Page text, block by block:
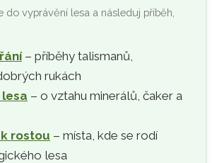
do vyprávění lesa a následuj příběh,
– příběhy talismanů,
rukách
– o vztahu minerálů, čaker a
rostou – místa, kde se rodí
lesa